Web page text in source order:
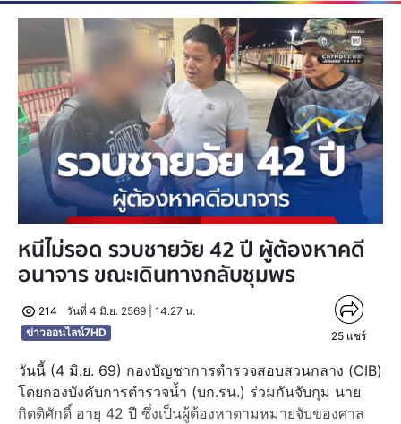
หนีไม่รอด รวบชายวัย 42 ปี ผู้ต้องหาคดี
อนาจาร ขณะเดินทางกลับชุมพร
214
วันที่ 4 มิ.ย. 2569 | 14.27 น.
ข่าวออนไลน์7HD
25 แชร์
วันนี้ (4 มิ.ย. 69) กองบัญชาการตำรวจสอบสวนกลาง (CIB)
โดยกองบังคับการตำรวจน้ำ (บก.รน.) ร่วมกันจับกุม นาย
กิตติศักดิ์ อายุ 42 ปี ซึ่งเป็นผู้ต้องหาตามหมายจับของศาล